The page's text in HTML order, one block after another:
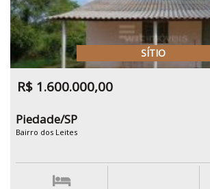
SÍTIO
R$ 1.600.000,00
Piedade/SP
Bairro dos Leites